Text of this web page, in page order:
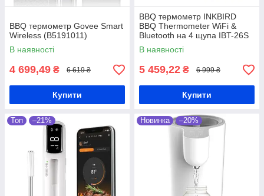
BBQ термометр Govee Smart
Wireless (B5191011)
В наявності
4 699,49 ₴ 6 619 ₴
Купити
BBQ термометр INKBIRD
BBQ Thermometer WiFi &
Bluetooth на 4 щупа IBT-26S
В наявності
5 459,22 ₴ 6 999 ₴
Купити
Топ –21% Новинка –20%